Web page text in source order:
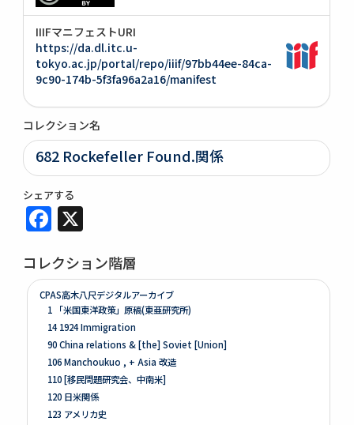
IIIFマニフェストURI
https://da.dl.itc.u-
tokyo.ac.jp/portal/repo/iiif/97bb44ee-84ca-
9c90-174b-5f3fa96a2a16/manifest
コレクション名
682 Rockefeller Found.関係
シェアする
Facebook
コレクション階層
CPAS高木八尺デジタルアーカイブ
1 「米国東洋政策」原稿(東亜研究所)
14 1924 Immigration
90 China relations & [the] Soviet [Union]
106 Manchoukuo , + Asia 改造
110 [移民問題研究会、中南米]
120 日米関係
123 アメリカ史